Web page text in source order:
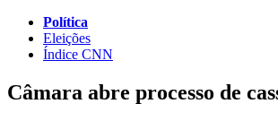
Política
Eleições
Índice CNN
Câmara abre processo de